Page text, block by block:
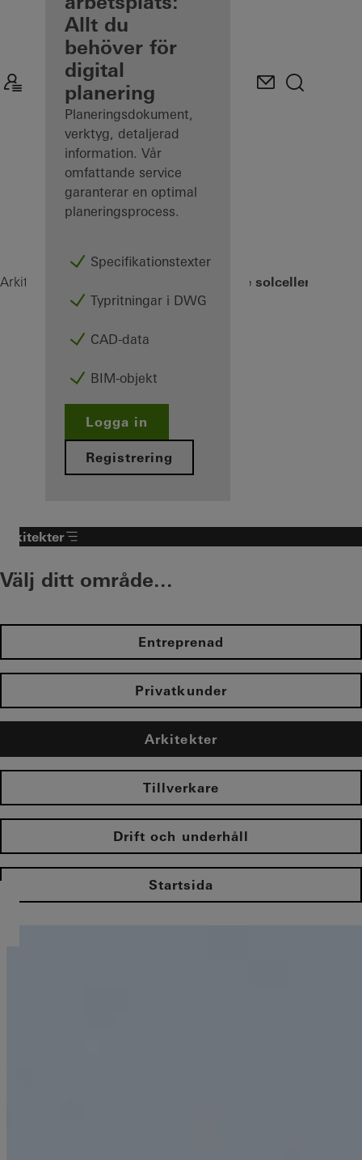
arkitekt
Upptäck
Min
arbetsplats
Allt du
behöver för
digital
planering
Planeringsdokument,
verktyg, detaljerad
information. Vår
omfattande service
garanterar en optimal
planeringsprocess.
Specifikationstexter
Typritningar i DWG
CAD-data
BIM-objekt
Logga in
Registrering
Arkitekter Byggnadsintegrerade solceller (BIPV)
Arkitekter
Välj ditt område...
Entreprenad
Privatkunder
Arkitekter
Tillverkare
Drift och underhåll
Startsida